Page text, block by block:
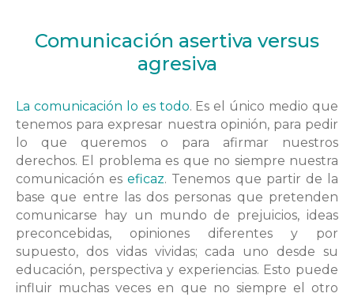
Comunicación asertiva versus
agresiva
La comunicación lo es todo. Es el único medio que
tenemos para expresar nuestra opinión, para pedir
lo que queremos o para afirmar nuestros
derechos. El problema es que no siempre nuestra
comunicación eseficaz. Tenemos que partir de la
base que entre las dos personas que pretenden
comunicarse hay un mundo de prejuicios, ideas
preconcebidas, opiniones diferentes y por
supuesto, dos vidas vividas; cada uno desde su
educación, perspectiva y experiencias. Esto puede
influir muchas veces en que no siempre el otro